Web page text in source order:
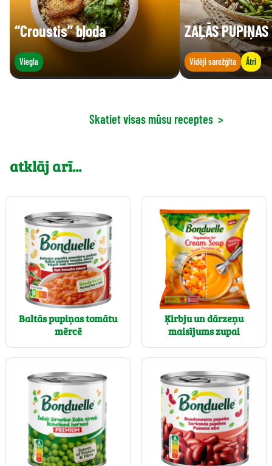
“Croustis” bļoda
Viegla
ZAĻĀS
Vidēji sarežģīta Ātri
Skatiet visas mūsu receptes >
atklāj arī...
Baltās pupiņas tomātu
mērcē
Ķirbju un dārzeņu
maisījums zupai